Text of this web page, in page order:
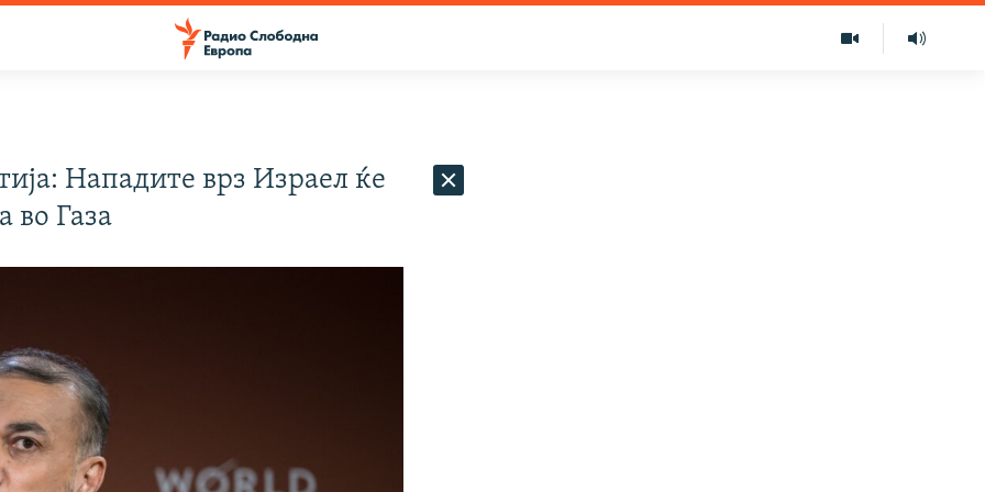
Нападите врз Израел ќе
во Газа